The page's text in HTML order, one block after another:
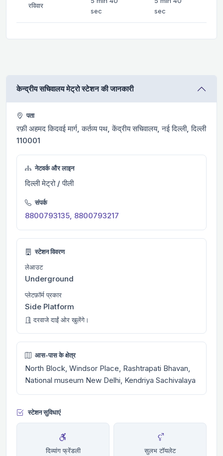
रविवार
sec
sec
केन्द्रीय सचिवालय मेट्रो स्टेशन की जानकारी
पता
रफ़ी अहमद किदवई मार्ग, कर्तव्य पथ, केंद्रीय सचिवालय, नई दिल्ली, दिल्ली
110001
नेटवर्क और लाइन
दिल्ली मेट्रो / पीली
संपर्क
8800793135, 8800793217
स्टेशन विवरण
लेआउट
Underground
प्लेटफ़ॉर्म प्रकार
Side Platform
दरवाजे दाईं ओर खुलेंगे।
आस-पास के क्षेत्र
North Block, Windsor Place, Rashtrapati Bhavan,
National museum New Delhi, Kendriya Sachivalaya
स्टेशन सुविधाएं
दिव्यांग फ्रेंडली सुलभ टॉयलेट